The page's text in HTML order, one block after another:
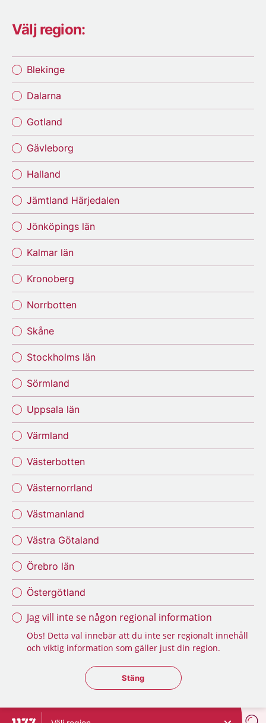
Välj region:
Blekinge
Dalarna
Gotland
Gävleborg
Halland
Jämtland Härjedalen
Jönköpings län
Kalmar län
Kronoberg
Norrbotten
Skåne
Stockholms län
Sörmland
Uppsala län
Värmland
Västerbotten
Västernorrland
Västmanland
Västra Götaland
Örebro län
Östergötland
Jag vill inte se någon regional information
Obs! Detta val innebär att du inte ser regionalt innehåll
och viktig information som gäller just din region.
Stäng regionsväljaren
Stäng